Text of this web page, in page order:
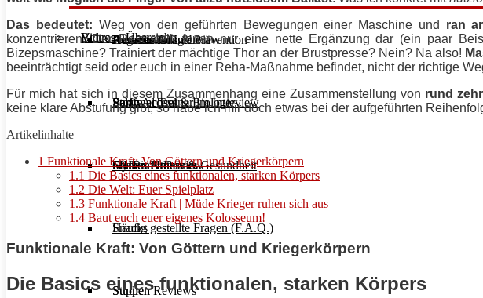
Regeneration & Prävention
Stoffwechsel & Biologie
Frauen Fitness & Gesundheit
Häufig gestellte Fragen (F.A.Q.)
Studien Reviews
Desserts
Salate
Shakes & Drinks
Snacks
Suppen
Athleten im Interview
Personal Trainer im Interview
Gym im Interview
VideosAktuelle Ausgabe
Early Access
MHRx Archiv
Beitrags-Übersicht
Das bedeutet: Weg von den geführten Bewegungen einer Maschine und ran
konzentrieren. Der Rest stellt fortan nur eine nette Ergänzung dar (ein paar
Bizepsmaschine? Trainiert der mächtigeThor an der Brustpresse? Nein? Na also!
beeinträchtigt seid oder euch in einer Reha-Maßnahme befindet, nicht der richtige
Für mich hat sich in diesem Zusammenhang eine Zusammenstellung von rund
keine klare Abstufung gibt, so habe ich mir doch etwas bei der aufgeführten
Artikelinhalte
1 Funktionale Kraft: Von Göttern und Kriegerkörpern
1.1 Die Basics eines funktionalen, starken Körpers
1.2 Die Welt: Euer Spielplatz
1.3 Funktionale Kraft | Müde Krieger ruhen sich aus
1.4 Baut euch euer eigenes Kolosseum!
Funktionale Kraft: Von Göttern und Kriegerkörpern
Die Basics eines funktionalen, starken Körpers